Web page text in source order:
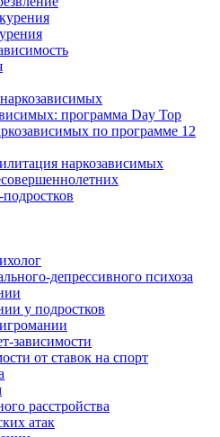
программа Day Top
по программе 12
наркозависимых
депрессивного психоза
у подростков
зависимости
от ставок на спорт
расстройства
атак